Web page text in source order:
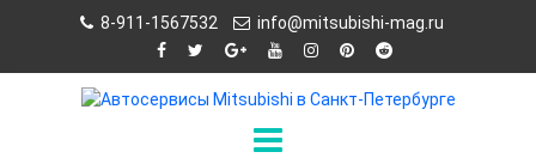
8-911-1567532 info@mitsubishi-mag.ru